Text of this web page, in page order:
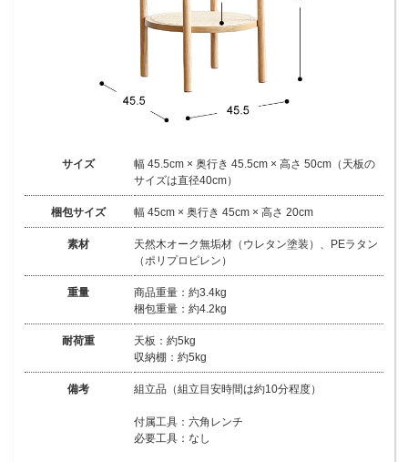
サイズ
幅 45.5cm × 奥行き 45.5cm × 高さ 50cm（天板の
サイズは直径40cm）
梱包サイズ 幅 45cm × 奥行き 45cm × 高さ 20cm
素材
天然木オーク無垢材（ウレタン塗装）、PEラタン
（ポリプロピレン）
重量
商品重量：約3.4kg
梱包重量：約4.2kg
耐荷重
天板：約5kg
収納棚：約5kg
備考 組立品（組立目安時間は約10分程度）
付属工具：六角レンチ
必要工具：なし